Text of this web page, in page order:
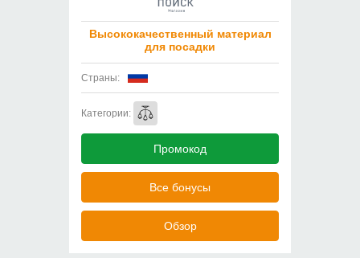
Высококачественный материал
для посадки
Страны:
Категории:
Промокод
Все бонусы
Обзор